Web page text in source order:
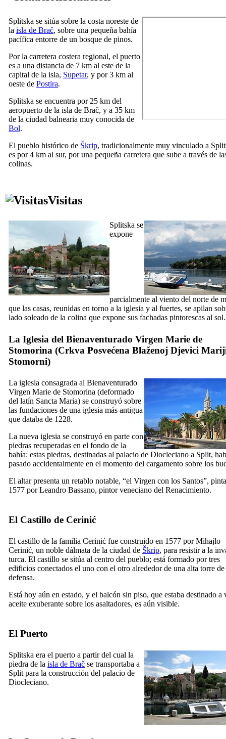
Splitska se sitúa sobre la costa noreste de
la isla de Brač, sobre una pequeña bahía
pacífica entorre de un bosque de pinos.
Por la carretera costera regional, el puerto
es a una distancia de 7 km al este de la
capital de la isla, Supetar, y por 3 km al
oeste de Postira.
Splitska se encuentra por 25 km del
aeropuerto de la isla de Brač, y a 35 km
de la ciudad balnearia muy conocida de
Bol.
El pueblo histórico de Škrip, tradicionalmente muy vinculado a
es por 4 km al sur, por una pequeña carretera que sube a través de
colinas.
Visitas
Splitska se
expone
parcialmente al viento del norte de
que las casas, reunidas en torno a la iglesia y al fuertes, se apilan
lado soleado de la colina que expone sus fachadas pintorescas al sol.
La Iglesia del Bienaventurado Virgen Marie de
Stomorina (Crkva Posvećena Blaženoj Djevici
Stomorni)
La iglesia consagrada al Bienaventurado
Virgen Marie de Stomorina (deformado
del latín Sancta Maria) se construyó sobre
las fundaciones de una iglesia más antigua
que databa de 1228.
La nueva iglesia se construyó en parte con
piedras recuperadas en el fondo de la
bahía: estas piedras, destinadas al palacio de Diocleciano a Split,
pasado accidentalmente en el momento del cargamento sobre los
El altar presenta un retablo notable, “el Virgen con los Santos”,
1577 porLeandro Bassano, pintor veneciano del Renacimiento.
El Castillo de Cerinić
El castillo de la familia Cerinić fue construido en 1577 por Mihajlo
Cerinić, un noble dálmata de la ciudad de Škrip, para resistir a la
turca. El castillo se sitúa al centro del pueblo; está formado por tres
edificios conectados el uno con el otro alrededor de una alta torre de
defensa.
Está hoy aún en estado, y el balcón sin piso, que estaba destinado a
aceite exuberante sobre los asaltadores, es aún visible.
El Puerto
Splitska era el puerto a partir del cual la
piedra de la isla de Brač se transportaba a
Split para la construcción del palacio de
Diocleciano.